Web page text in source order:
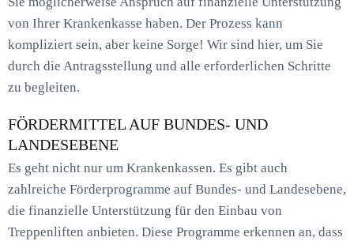
von Ihrer Krankenkasse haben. Der Prozess kann
kompliziert sein, aber keine Sorge! Wir sind hier, um Sie
durch die Antragsstellung und alle erforderlichen Schritte
zu begleiten.
FÖRDERMITTEL AUF BUNDES- UND
LANDESEBENE
Es geht nicht nur um Krankenkassen. Es gibt auch
zahlreiche Förderprogramme auf Bundes- und Landesebene,
die finanzielle Unterstützung für den Einbau von
Treppenliften anbieten. Diese Programme erkennen an, dass